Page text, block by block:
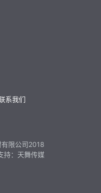
系我们
限公司2018
持：天舞传媒